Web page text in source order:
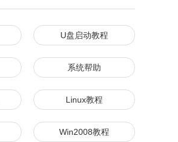
U盘启动教程
系统帮助
Linux教程
Win2008教程